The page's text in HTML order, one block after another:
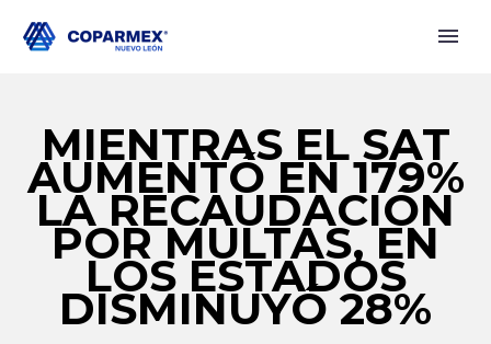
MIENTRAS EL SAT
AUMENTÓ EN 179%
LA RECAUDACIÓN
POR MULTAS, EN
LOS ESTADOS
DISMINUYÓ 28%